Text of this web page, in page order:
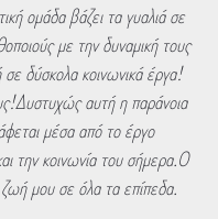
ομάδα βάζει τα γυαλιά σε
με την δυναμική τους
δύσκολα κοινωνικά έργα!
αυτή η παράνοια
μέσα από το έργο
την κοινωνία του σήμερα.Ο
μου σε όλα τα επίπεδα.